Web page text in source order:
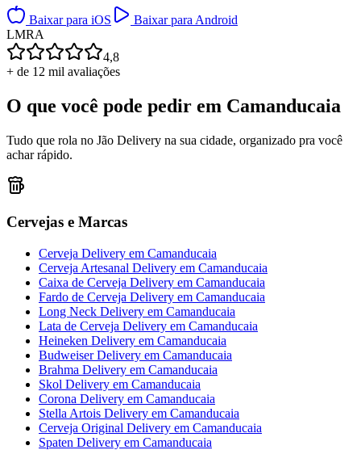
Baixar para iOS
Baixar para Android
LMRA
4,8
+ de 12 mil avaliações
O que você pode pedir em Camanducaia
Tudo que rola no Jão Delivery na sua cidade, organizado pra você
achar rápido.
Cervejas e Marcas
Cerveja Delivery em Camanducaia
Cerveja Artesanal Delivery em Camanducaia
Caixa de Cerveja Delivery em Camanducaia
Fardo de Cerveja Delivery em Camanducaia
Long Neck Delivery em Camanducaia
Lata de Cerveja Delivery em Camanducaia
Heineken Delivery em Camanducaia
Budweiser Delivery em Camanducaia
Brahma Delivery em Camanducaia
Skol Delivery em Camanducaia
Corona Delivery em Camanducaia
Stella Artois Delivery em Camanducaia
Cerveja Original Delivery em Camanducaia
Spaten Delivery em Camanducaia